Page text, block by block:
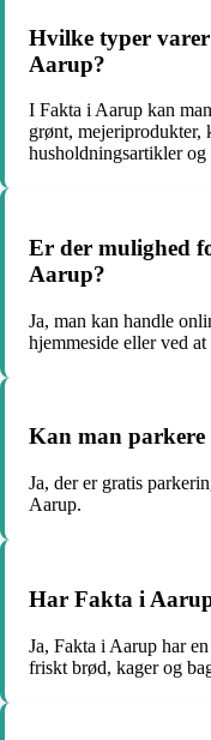
Hvilke typer
Aarup?
I Fakta i Aarup kan
grønt, mejeriprodukter,
husholdningsartikler
Er der mulighed
Aarup?
Ja, man kan handle
hjemmeside eller ved
Kan man
Ja, der er gratis
Aarup.
Har Fakta i
Ja, Fakta i Aarup har
friskt brød, kager og